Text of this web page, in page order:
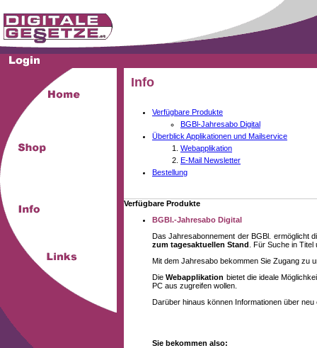
Info
Verfügbare Produkte
BGBl-Jahresabo Digital
Überblick Applikationen und Mailservice
Webapplikation
E-Mail Newsletter
Bestellung
Verfügbare Produkte
BGBl.-Jahresabo Digital
Das Jahresabonnement der BGBl. ermöglicht
zum tagesaktuellen Stand . Für Suche in
Mit dem Jahresabo bekommen Sie Zugang zu
DieWebapplikation bietet die ideale
PC aus zugreifen wollen.
Darüber hinaus können Informationen über
Sie bekommen also: